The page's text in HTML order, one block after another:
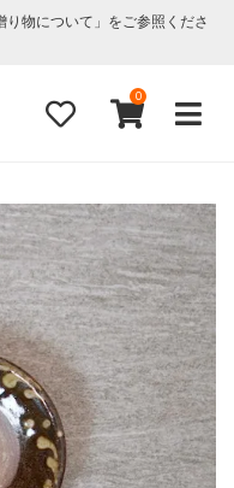
り物について」をご参照くださ
0